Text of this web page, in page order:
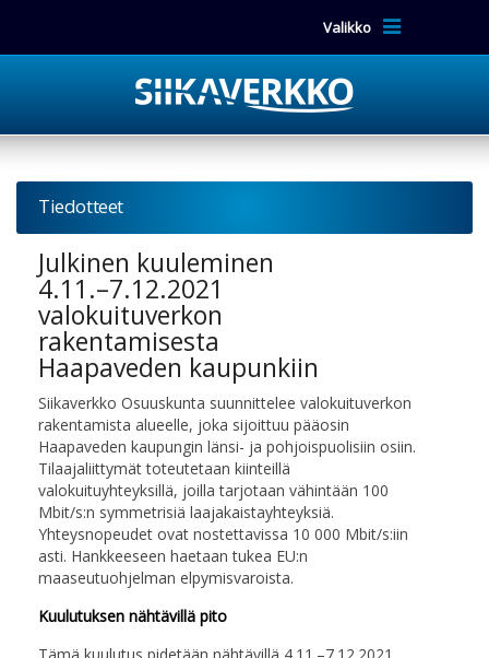
Valikko
Tiedotteet
Julkinen kuuleminen
4.11.–7.12.2021
valokuituverkon
rakentamisesta
Haapaveden kaupunkiin
Siikaverkko Osuuskunta suunnittelee valokuituverkon
rakentamista alueelle, joka sijoittuu pääosin
Haapaveden kaupungin länsi- ja pohjoispuolisiin osiin.
Tilaajaliittymät toteutetaan kiinteillä
valokuituyhteyksillä, joilla tarjotaan vähintään 100
Mbit/s:n symmetrisiä laajakaistayhteyksiä.
Yhteysnopeudet ovat nostettavissa 10 000 Mbit/s:iin
asti. Hankkeeseen haetaan tukea EU:n
maaseutuohjelman elpymisvaroista.
Kuulutuksen nähtävillä pito